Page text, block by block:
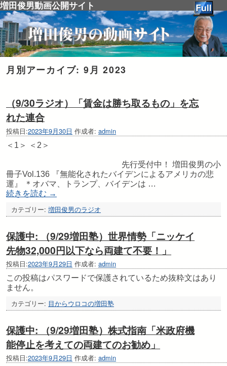
増田俊男動画公開サイト
月別アーカイブ: 9月 2023
（9/30ラジオ）「賃金は勝ち取るもの」を忘
れた連合
投稿日:2023年9月30日 作成者: admin
＜1＞ ＜2＞
先行受付中！ 増田俊男の小
冊子Vol.136 『無能化されたバイデンによるアメリカの悲
運』 ＊オバマ、トランプ、バイデンは …
続きを読む →
カテゴリー: 増田俊男のラジオ
保護中: （9/29増田塾）世界情勢「ニッケイ
先物32,000円以下なら両建て不要！」
投稿日:2023年9月29日 作成者: admin
この投稿はパスワードで保護されているため抜粋文はあり
ません。
カテゴリー: 目からウロコの増田塾
保護中: （9/29増田塾）株式指南「米政府機
能停止を考えての両建てのお勧め」
投稿日:2023年9月29日 作成者: admin